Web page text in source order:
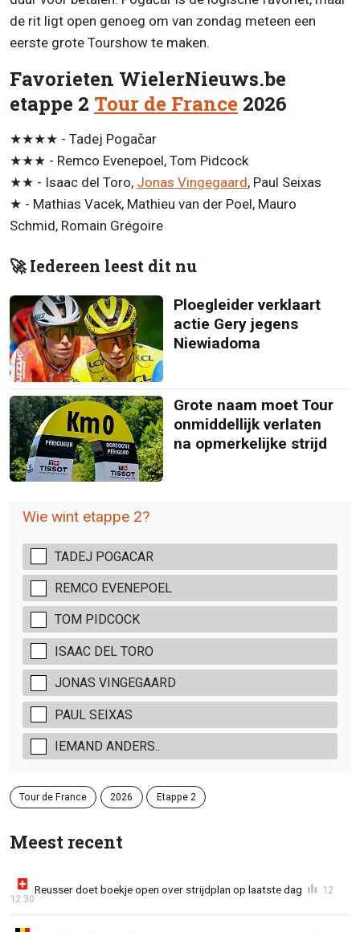
de rit ligt open genoeg om van zondag meteen een
eerste grote Tourshow te maken.
Favorieten WielerNieuws.be
etappe 2 Tour de France 2026
★★★★ - Tadej Pogačar
★★★ - Remco Evenepoel, Tom Pidcock
★★ - Isaac del Toro, Jonas Vingegaard, Paul Seixas
★ - Mathias Vacek, Mathieu van der Poel, Mauro
Schmid, Romain Grégoire
🚀 Iedereen leest dit nu
Ploegleider verklaart
actie Gery jegens
Niewiadoma
Grote naam moet Tour
onmiddellijk verlaten
na opmerkelijke strijd
Wie wint etappe 2?
TADEJ POGACAR
REMCO EVENEPOEL
TOM PIDCOCK
ISAAC DEL TORO
JONAS VINGEGAARD
PAUL SEIXAS
IEMAND ANDERS..
Tour de France 2026 Etappe 2
Meest recent
Reusser doet boekje open over strijdplan op laatste dag
12:30
12